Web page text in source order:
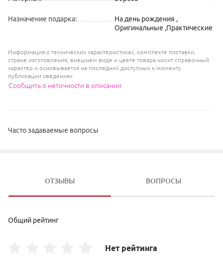
Назначение подарка: На день рождения ,
Оригинальные ,Практические
Информация о технических характеристиках, комплекте поставки,
стране изготовления, внешнем виде и цвете товара носит справочный
характер и основывается на последних доступных к моменту
публикации сведениях
Сообщить о неточности в описании
Часто задаваемые вопросы
ОТЗЫВЫ ВОПРОСЫ
Общий рейтинг
Нет рейтинга